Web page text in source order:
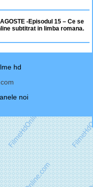
-Episodul 15 – Ce se
subtitrat in limba romana.
hd
noi